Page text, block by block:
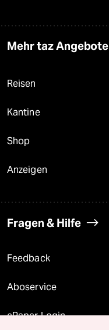
Mehr taz Angebote
Reisen
Kantine
Shop
Anzeigen
Fragen & Hilfe
Feedback
Aboservice
ePaper Login